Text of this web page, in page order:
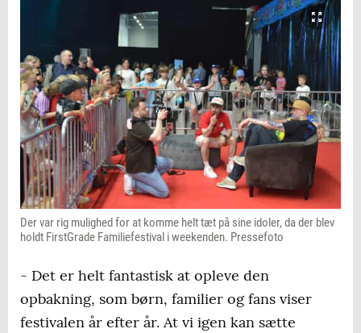
Der var rig mulighed for at komme helt tæt på sine idoler, da der blev
holdt FirstGrade Familiefestival i weekenden. Pressefoto
- Det er helt fantastisk at opleve den
opbakning, som børn, familier og fans viser
festivalen år efter år. At vi igen kan sætte